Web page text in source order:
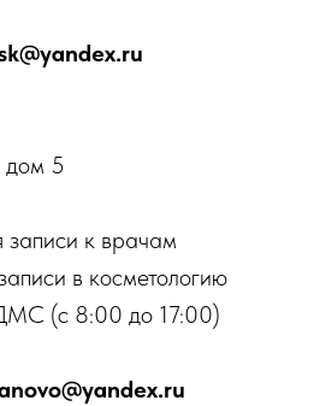
дом 5
записи к врачам
в косметологию
(с 8:00 до 17:00)